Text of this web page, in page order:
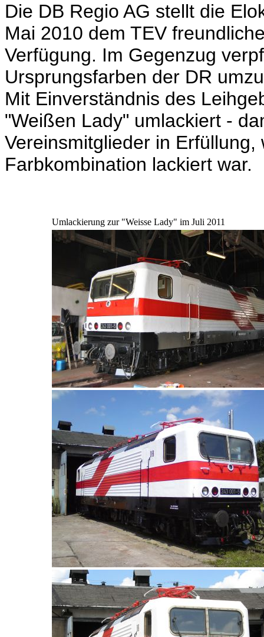
Die DB Regio AG stellt die
Mai 2010 dem TEV
Verfügung. Im Gegenzug
Ursprungsfarben der DR
Mit Einverständnis des
"Weißen Lady" umlackiert -
Vereinsmitglieder in
Farbkombination lackiert war.
Umlackierung zur "Weisse Lady" im Juli 2011